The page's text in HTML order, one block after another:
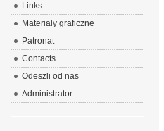
Links
Materiały graficzne
Patronat
Contacts
Odeszli od nas
Administrator